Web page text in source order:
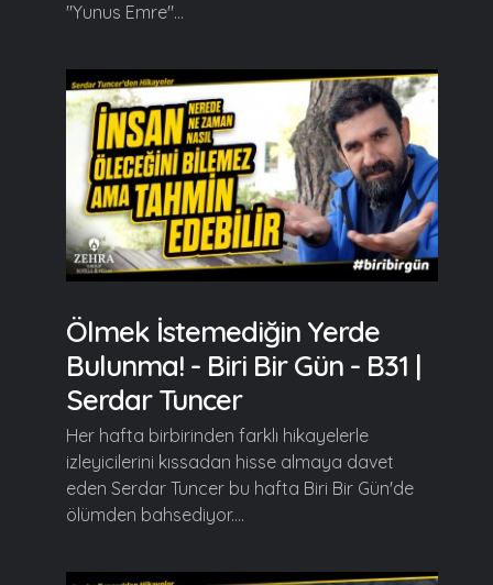
"Yunus Emre"...
Ölmek İstemediğin Yerde
Bulunma! - Biri Bir Gün - B31 |
Serdar Tuncer
Her hafta birbirinden farklı hikayelerle
izleyicilerini kıssadan hisse almaya davet
eden Serdar Tuncer bu hafta Biri Bir Gün'de
ölümden bahsediyor....